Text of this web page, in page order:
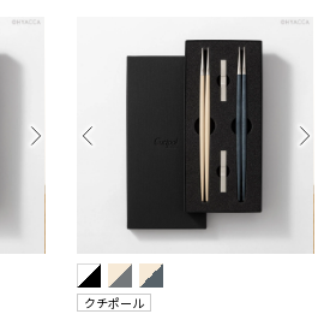
クチポール